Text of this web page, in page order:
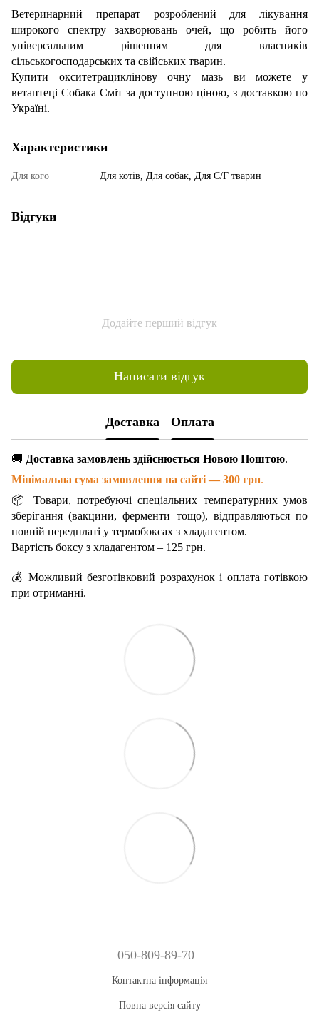
Ветеринарний препарат розроблений для лікування
широкого спектру захворювань очей, що робить його
універсальним рішенням для власників
сільськогосподарських та свійських тварин.
Купити окситетрациклінову очну мазь ви можете у
ветаптеці Собака Сміт за доступною ціною, з доставкою по
Україні.
Характеристики
Для кого Для котів, Для собак, Для С/Г тварин
Відгуки
Додайте перший відгук
Написати відгук
Доставка Оплата
🚚 Доставка замовлень здійснюється Новою Поштою.
Мінімальна сума замовлення на сайті — 300 грн.
📦 Товари, потребуючі спеціальних температурних умов
зберігання (вакцини, ферменти тощо), відправляються по
повній передплаті у термобоксах з хладагентом.
Вартість боксу з хладагентом – 125 грн.
💰 Можливий безготівковий розрахунок і оплата готівкою
при отриманні.
050-809-89-70
Контактна інформація
Повна версія сайту